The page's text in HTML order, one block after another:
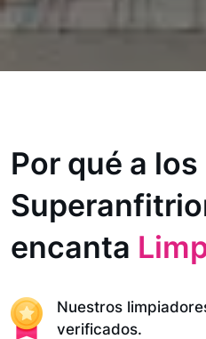
Por qué a los
encanta
Nuestros
verificados.